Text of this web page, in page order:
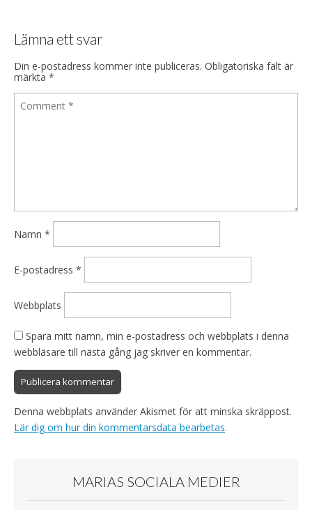
Lämna ett svar
Din e-postadress kommer inte publiceras. Obligatoriska fält är
märkta *
Namn *
E-postadress *
Webbplats
Spara mitt namn, min e-postadress och webbplats i denna
webbläsare till nästa gång jag skriver en kommentar.
Denna webbplats använder Akismet för att minska skräppost.
Lär dig om hur din kommentarsdata bearbetas.
MARIAS SOCIALA MEDIER